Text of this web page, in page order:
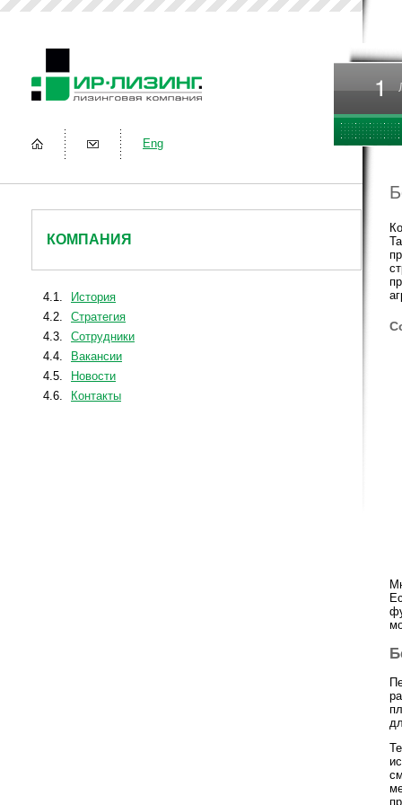
Eng
КОМПАНИЯ
4.1.
История
4.2.
Стратегия
4.3.
Сотрудники
4.4.
Вакансии
4.5.
Новости
4.6.
Контакты